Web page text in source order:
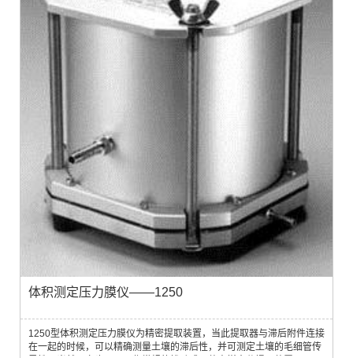
体积测定压力膜仪——1250
1250型体积测定压力膜仪为精密提取装置，当此提取器与滞后附件连接
在一起的时候，可以精确测量土壤的滞后性，并可测定土壤的毛细管传